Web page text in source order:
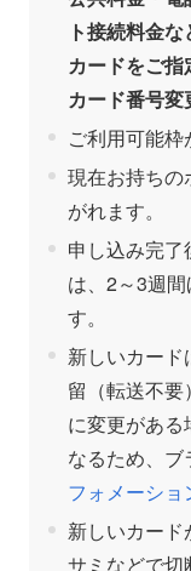
ト接続料金
カードをご
カード番号変
ご利用可能枠
現在お持ちの
がれます。
申し込み完
は、2～3週
す。
新しいカー
留（転送不
に変更があ
なるため、
フォメーショ
新しいカー
サミなどで切